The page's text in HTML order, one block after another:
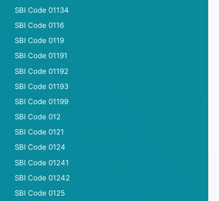
SBI Code 01134
SBI Code 0116
SBI Code 0119
SBI Code 01191
SBI Code 01192
SBI Code 01193
SBI Code 01199
SBI Code 012
SBI Code 0121
SBI Code 0124
SBI Code 01241
SBI Code 01242
SBI Code 0125